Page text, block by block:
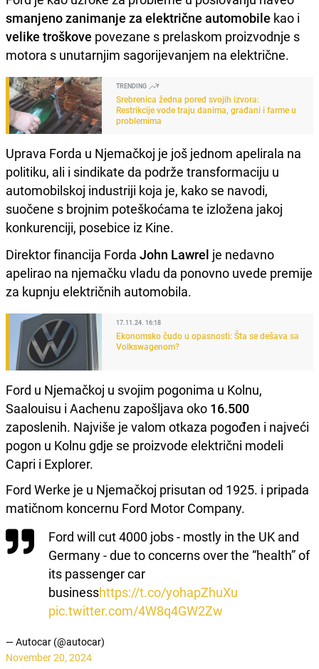
smanjeno zanimanje za električne automobile kao i
velike troškove povezane s prelaskom proizvodnje s
motora s unutarnjim sagorijevanjem na električne.
TRENDING
Srebrenica žedna pored svojih izvora:
Restrikcije vode traju danima, građani i farme u
problemima
Uprava Forda u Njemačkoj je još jednom apelirala na
politiku, ali i sindikate da podrže transformaciju u
automobilskoj industriji koja je, kako se navodi,
suočene s brojnim poteškoćama te izložena jakoj
konkurenciji, posebice iz Kine.
Direktor financija Forda John Lawrel je nedavno
apelirao na njemačku vladu da ponovno uvede premije
za kupnju električnih automobila.
17.11.24. 16:18
Ekonomsko čudo u opasnosti: Šta se dešava sa
Volkswagenom?
Ford u Njemačkoj u svojim pogonima u Kolnu,
Saalouisu i Aachenu zapošljava oko 16.500
zaposlenih. Najviše je valom otkaza pogođen i najveći
pogon u Kolnu gdje se proizvode električni modeli
Capri i Explorer.
Ford Werke je u Njemačkoj prisutan od 1925. i pripada
matičnom koncernu Ford Motor Company.
Ford will cut 4000 jobs - mostly in the UK and
Germany - due to concerns over the “health” of
its passenger car
businesshttps://t.co/yohapZhuXu
pic.twitter.com/4W8q4GW2Zw
— Autocar (@autocar)
November 20, 2024